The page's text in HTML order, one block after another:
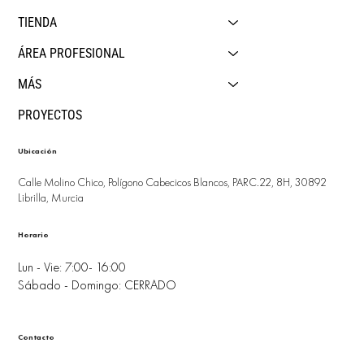
TIENDA
ÁREA PROFESIONAL
MÁS
PROYECTOS
Ubicación
Calle Molino Chico, Polígono Cabecicos Blancos, PARC.22, 8H, 30892
Librilla, Murcia
Lun - Vie: 7:00- 16:00
Sábado - Domingo: CERRADO
Horario
Contacto